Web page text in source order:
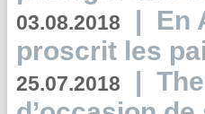
03.08.2018 | En
proscrit les
25.07.2018 |